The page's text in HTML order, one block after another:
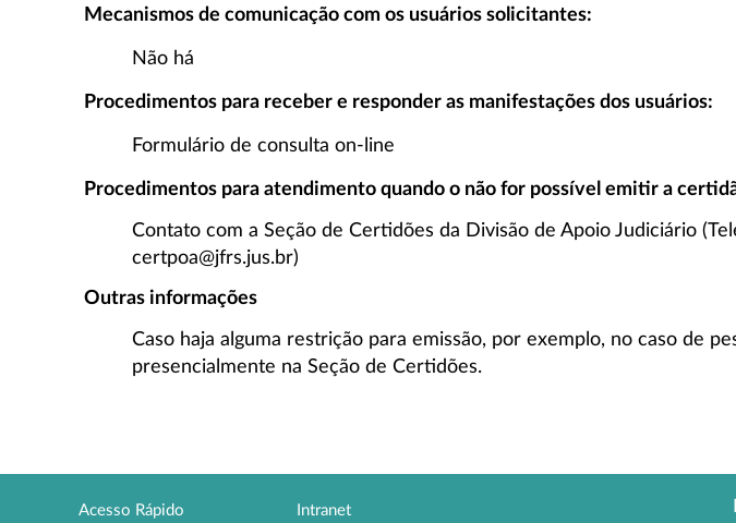
Mecanismos de comunicação com os usuários solicitantes:
Não há
Procedimentos para receber e responder as manifestações dos usuários:
Formulário de consulta on-line
Procedimentos para atendimento quando o não for possível emitir a
Contato com a Seção de Certidões da Divisão de Apoio Judiciário
certpoa@jfrs.jus.br)
Outras informações
Caso haja alguma restrição para emissão, por exemplo, no caso de
presencialmente na Seção de Certidões.
Acesso Rápido Intranet